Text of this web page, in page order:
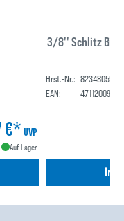
€* UVP
Auf Lager
3/8'' Schlitz
Hrst.-Nr.: 82348055
EAN:
In